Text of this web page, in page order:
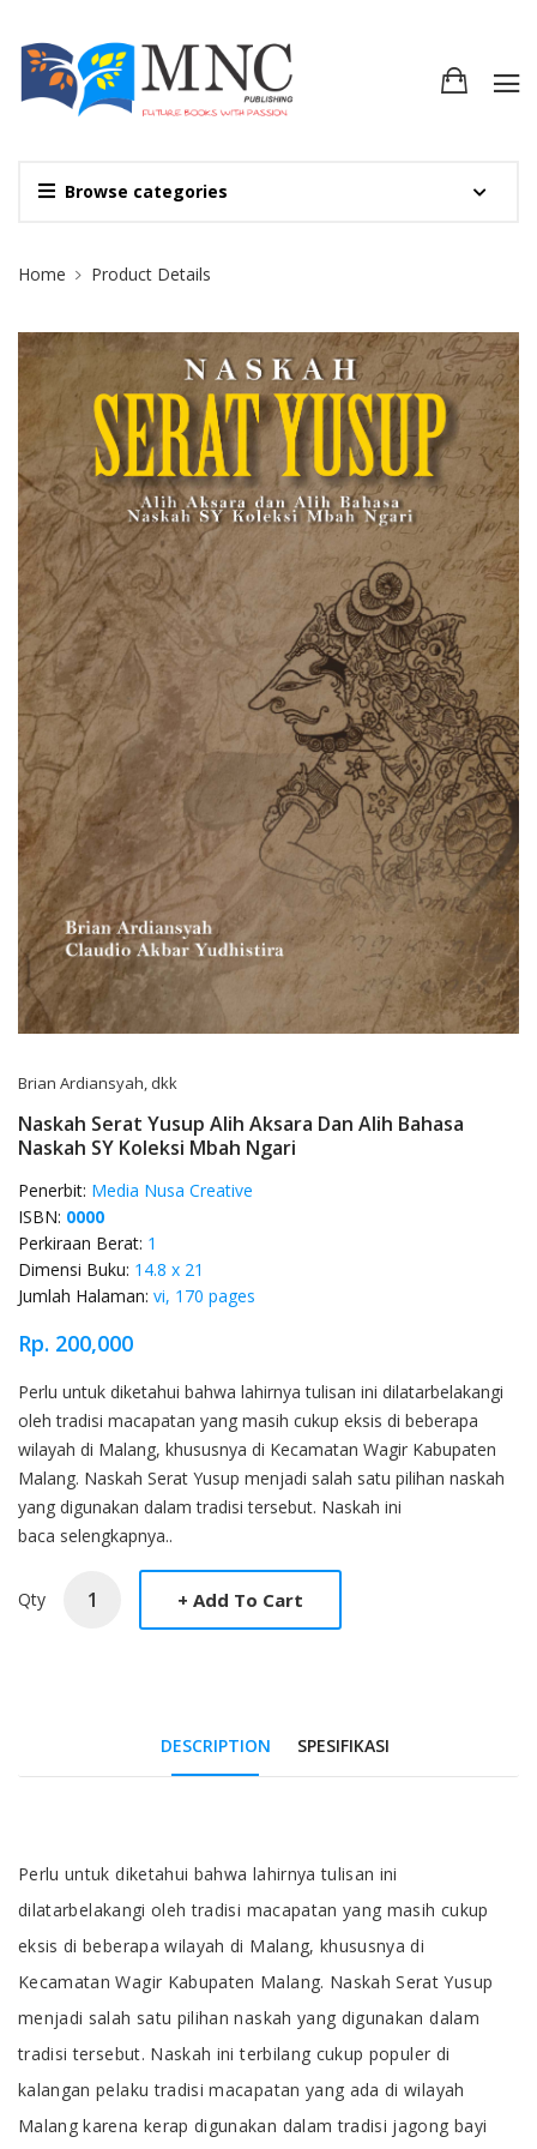
Browse categories
Site Breadcrumb
Home Product Details
Brian Ardiansyah, dkk
Naskah Serat Yusup Alih Aksara Dan Alih Bahasa
Naskah SY Koleksi Mbah Ngari
Penerbit: Media Nusa Creative
ISBN: 0000
Perkiraan Berat: 1
Dimensi Buku: 14.8 x 21
Jumlah Halaman: vi, 170 pages
Rp. 200,000
Product Overview
Perlu untuk diketahui bahwa lahirnya tulisan ini dilatarbelakangi
oleh tradisi macapatan yang masih cukup eksis di beberapa
wilayah di Malang, khususnya di Kecamatan Wagir Kabupaten
Malang. Naskah Serat Yusup menjadi salah satu pilihan naskah
yang digunakan dalam tradisi tersebut. Naskah ini
baca selengkapnya..
Qty
DESCRIPTION SPESIFIKASI
Tab Article
Perlu untuk diketahui bahwa lahirnya tulisan ini
dilatarbelakangi oleh tradisi macapatan yang masih cukup
eksis di beberapa wilayah di Malang, khususnya di
Kecamatan Wagir Kabupaten Malang. Naskah Serat Yusup
menjadi salah satu pilihan naskah yang digunakan dalam
tradisi tersebut. Naskah ini terbilang cukup populer di
kalangan pelaku tradisi macapatan yang ada di wilayah
Malang karena kerap digunakan dalam tradisi jagong bayi